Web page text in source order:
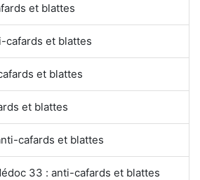
et blattes
cafards et blattes
et blattes
et blattes
cafards et blattes
33 : anti-cafards et blattes